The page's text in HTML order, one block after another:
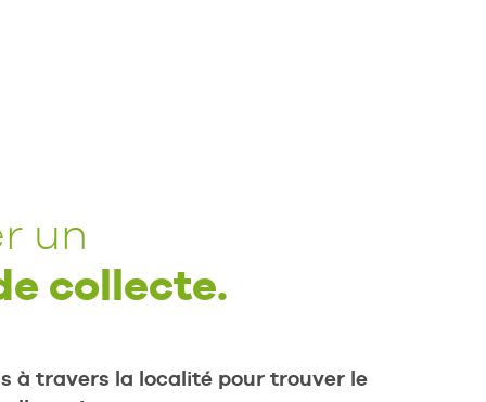
un
collecte.
à travers la localité pour trouver le